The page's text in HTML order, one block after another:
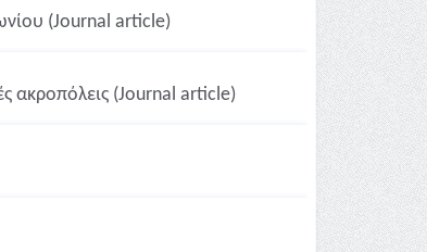
(Journal article)
ακροπόλεις (Journal article)